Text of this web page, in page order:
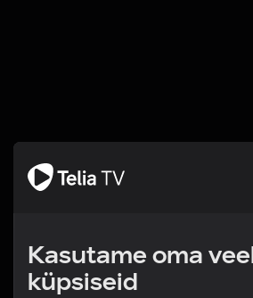
Kasutame oma
küpsiseid